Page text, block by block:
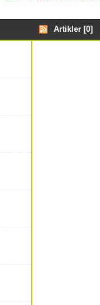
Artikler [0]